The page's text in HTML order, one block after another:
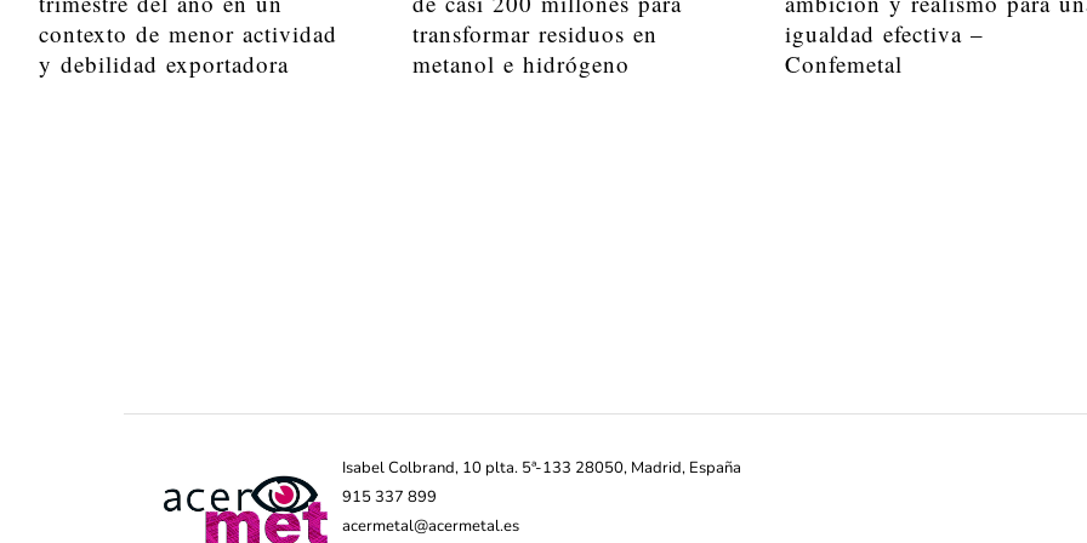
contexto de menor actividad
y debilidad exportadora
transformar residuos en
metanol e hidrógeno
igualdad efectiva –
Confemetal
Isabel Colbrand, 10 plta. 5ª-133 28050, Madrid, España
915 337 899
acermetal@acermetal.es